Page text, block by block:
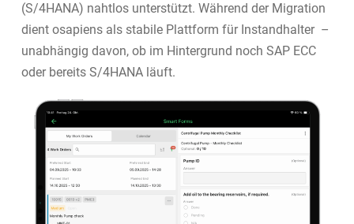
(S/4HANA) nahtlos unterstützt. Während der Migration
dient osapiens als stabile Plattform für Instandhalter –
unabhängig davon, ob im Hintergrund noch SAP ECC
oder bereits S/4HANA läuft.